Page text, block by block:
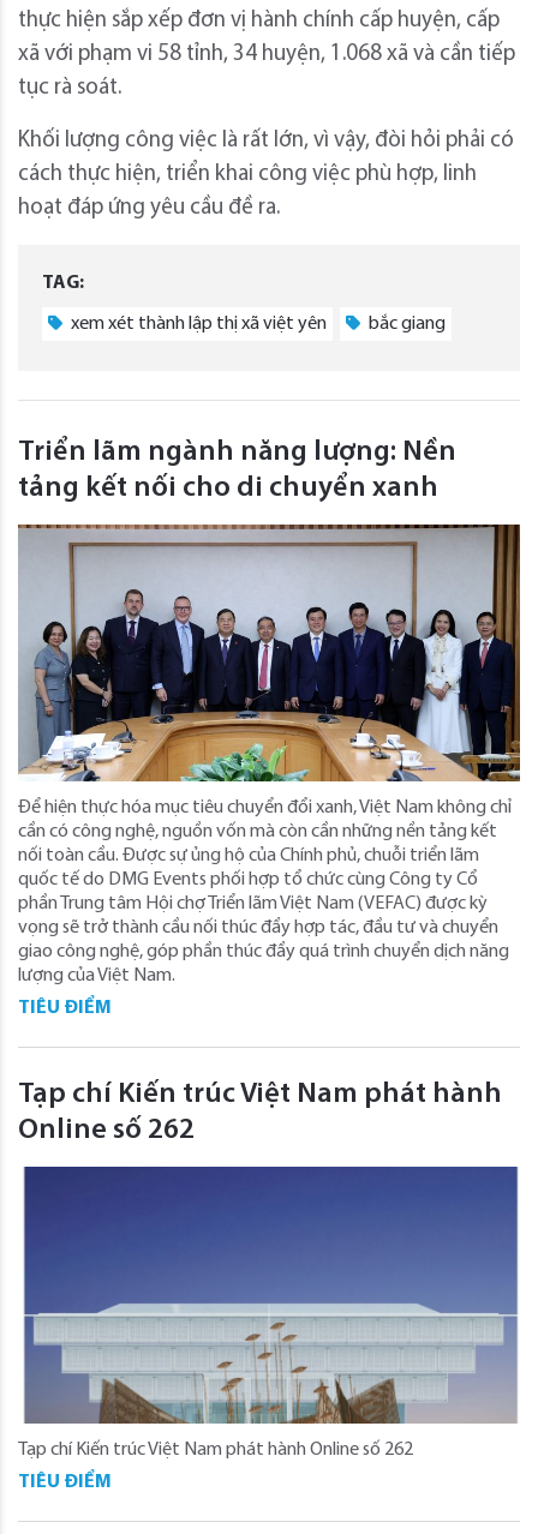
thực hiện sắp xếp đơn vị hành chính cấp huyện, cấp
xã với phạm vi 58 tỉnh, 34 huyện, 1.068 xã và cần tiếp
tục rà soát.
Khối lượng công việc là rất lớn, vì vậy, đòi hỏi phải có
cách thực hiện, triển khai công việc phù hợp, linh
hoạt đáp ứng yêu cầu đề ra.
TAG:
xem xét thành lập thị xã việt yên bắc giang
Triển lãm ngành năng lượng: Nền
tảng kết nối cho di chuyển xanh
Để hiện thực hóa mục tiêu chuyển đổi xanh, Việt Nam không chỉ
cần có công nghệ, nguồn vốn mà còn cần những nền tảng kết
nối toàn cầu. Được sự ủng hộ của Chính phủ, chuỗi triển lãm
quốc tế do DMG Events phối hợp tổ chức cùng Công ty Cổ
phần Trung tâm Hội chợ Triển lãm Việt Nam (VEFAC) được kỳ
vọng sẽ trở thành cầu nối thúc đẩy hợp tác, đầu tư và chuyển
giao công nghệ, góp phần thúc đẩy quá trình chuyển dịch năng
lượng của Việt Nam.
TIÊU ĐIỂM
Tạp chí Kiến trúc Việt Nam phát hành
Online số 262
Tạp chí Kiến trúc Việt Nam phát hành Online số 262
TIÊU ĐIỂM